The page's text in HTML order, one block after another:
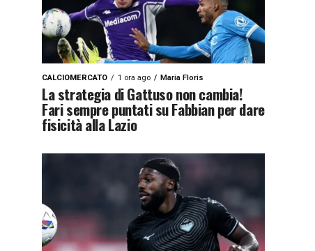
CALCIOMERCATO 1 ora ago Maria Floris
La strategia di Gattuso non cambia!
Fari sempre puntati su Fabbian per dare
fisicità alla Lazio